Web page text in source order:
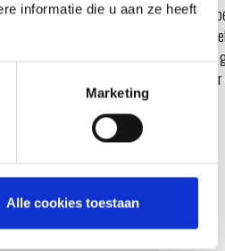
informatie die u aan ze heeft
Marketing
Alle cookies toestaan
maken met de vegetarian workshop. We
roken en of het nodig is ze vooraf te
voor het grillen en barbecueën van
variant (tegen meerprijs). Neem